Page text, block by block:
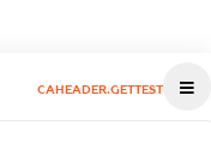
CAHEADER.GETTEST